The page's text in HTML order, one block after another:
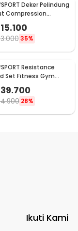
Deker Pelindung
Compression
15.100
35%
Resistance
Set Fitness Gym
Pilates 11 PCS - YR2-11
39.700
28%
Ikuti Kami